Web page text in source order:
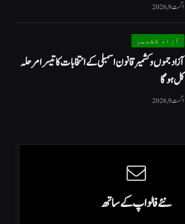
اگست 9, 2026
آزاد کشمیر
آزاد جموں و کشمیر قانون اسمبلی کے انتخابات کا تیسرا مرحلہ
کل ہوگا
اگست 9, 2026
نئے فالو اپ کے ساتھ